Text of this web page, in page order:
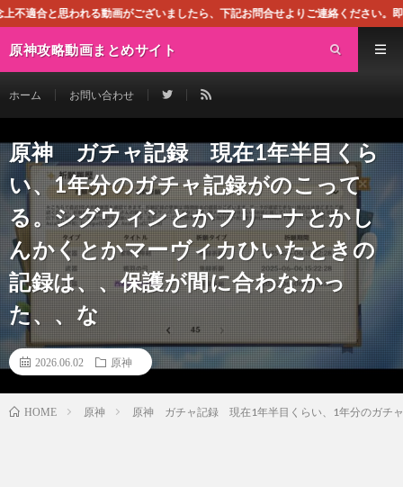
動画がございましたら、下記お問合せよりご連絡ください。即刻対処させ
原神攻略動画まとめサイト
ホーム お問い合わせ
原神 ガチャ記録 現在1年半目くら
い、1年分のガチャ記録がのこって
る。シグウィンとかフリーナとかし
んかくとかマーヴィカひいたときの
記録は、、保護が間に合わなかっ
た、、な
2026.06.02 原神
HOME 原神 原神 ガチャ記録 現在1年半目くらい、1年分のガチャ